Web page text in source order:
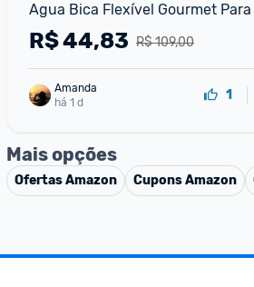
Agua Bica Flexível Gourmet Para
Cozinha Parede Luxo
Modos De Jatos A Mais Vendida
Prateado
R$ 109,00
R$44,83
Amanda
há 1 d
1
Mais opções
OfertasAmazon CuponsAmazon